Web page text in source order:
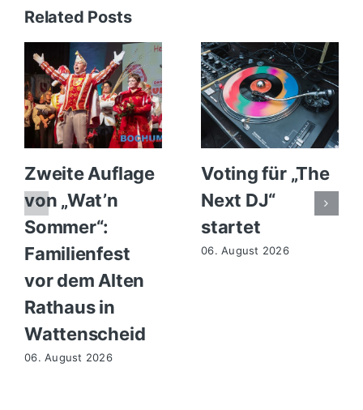
Related Posts
Zweite Auflage
von „Wat’n
Sommer“:
Familienfest
vor dem Alten
Rathaus in
Wattenscheid
06. August 2026
Voting für „The
Next DJ“
startet
06. August 2026